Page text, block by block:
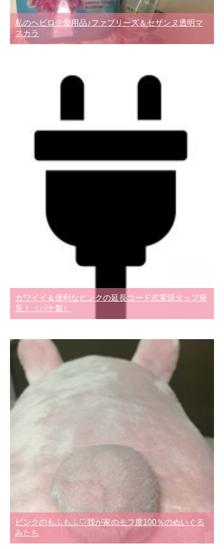
私のヘビロテ愛用品♪ファブリーズ＆セザンヌ透明マ
スカラ
カワイイ＆便利なピンクの延長コード式電源タップ発
見！（パナ製）
ピンクのもふもふ♡我が家のモフ度100％のぬいぐる
みたち